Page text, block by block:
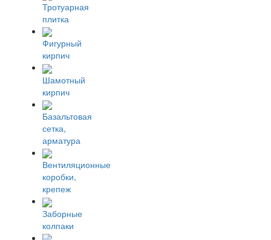
Тротуарная
плитка
Фигурный
кирпич
Шамотный
кирпич
Базальтовая
сетка,
арматура
Вентиляционные
коробки,
крепеж
Заборные
колпаки